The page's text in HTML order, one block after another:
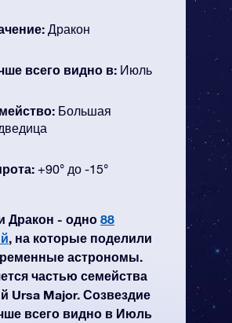
Дракон
всего видно в: Июль
Большая
+90° до -15°
Дракон - одно 88
, на которые поделили
астрономы.
частью семейства
Ursa Major. Созвездие
всего видно в Июль